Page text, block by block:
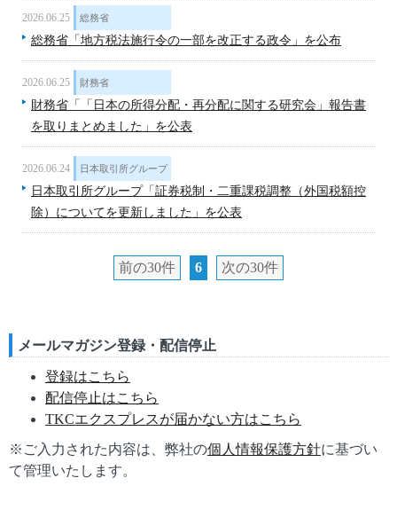
2026.06.25 総務省
総務省「地方税法施行令の一部を改正する政令」を公布
2026.06.25 財務省
財務省「「日本の所得分配・再分配に関する研究会」報告書
を取りまとめました」を公表
2026.06.24 日本取引所グループ
日本取引所グループ「証券税制・二重課税調整（外国税額控
除）についてを更新しました」を公表
前の30件 6 次の30件
メールマガジン登録・配信停止
登録はこちら
配信停止はこちら
TKCエクスプレスが届かない方はこちら
※ご入力された内容は、弊社の個人情報保護方針に基づい
て管理いたします。